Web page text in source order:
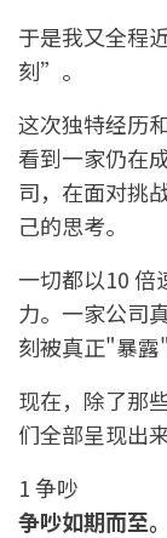
于是我又全程
刻”。
这次独特经历
看到一家仍在
司，在面对挑
己的思考。
一切都以10 倍
力。一家公司
刻被真正"暴露"
现在，除了那
们全部呈现出来
1 争吵
争吵如期而至。